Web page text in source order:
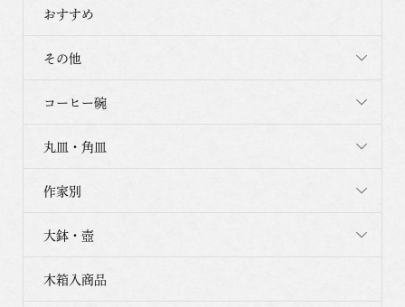
おすすめ
その他
コーヒー碗
丸皿・角皿
作家別
大鉢・壺
木箱入商品